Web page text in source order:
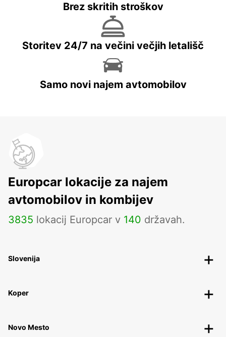
Brez skritih stroškov
Storitev 24/7 na večini večjih letališč
Samo novi najem avtomobilov
Europcar lokacije za najem
avtomobilov in kombijev
3835 lokacij Europcar v 140 državah.
Slovenija
Koper
Novo Mesto